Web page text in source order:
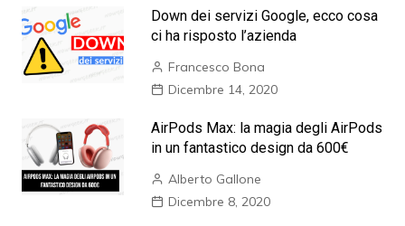
Down dei servizi Google, ecco cosa
ci ha risposto l’azienda
Francesco Bona
Dicembre 14, 2020
AirPods Max: la magia degli AirPods
in un fantastico design da 600€
Alberto Gallone
Dicembre 8, 2020